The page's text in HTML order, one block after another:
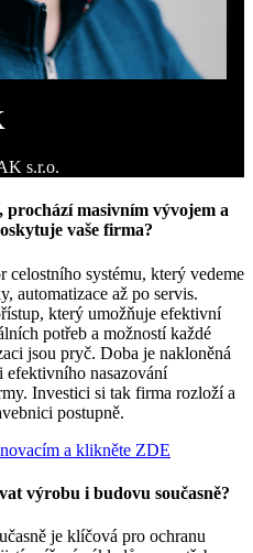
s.r.o.
masivním vývojem a
vaše firma?
celostního systému, který vedeme
automatizace až po servis.
který umožňuje efektivní
potřeb a možností každé
jsou pryč. Doba je nakloněná
efektivního nasazování
Investici si tak firma rozloží a
postupně.
a klikněte ZDE
výrobu i budovu současně?
je klíčová pro ochranu